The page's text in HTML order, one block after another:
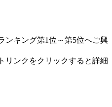
ンキング第1位～第5位へご興
リンクをクリックすると詳細